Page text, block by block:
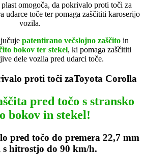
omogoča, da pokrivalo proti toči za
udarce toče ter pomaga zaščititi karoserijo
vozila.
patentirano večslojno zaščitoin
bokov ter stekel, ki pomaga zaščititi
dele vozila pred udarci toče.
proti toči zaToyota Corolla
pred točo s stransko
bokov in stekel!
pred točo do premera 22,7 mm
hitrostjo do 90 km/h.